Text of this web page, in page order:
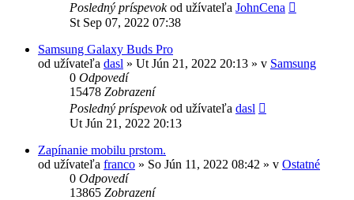
Posledný príspevokod užívateľa JohnCena
St Sep 07, 2022 07:38
Samsung Galaxy Buds Pro
od užívateľa dasl » Ut Jún 21, 2022 20:13 » v Samsung
0 Odpovedí
15478 Zobrazení
Posledný príspevokod užívateľa dasl
Ut Jún 21, 2022 20:13
Zapínanie mobilu prstom.
od užívateľa franco » So Jún 11, 2022 08:42 » v Ostatné
0 Odpovedí
13865 Zobrazení